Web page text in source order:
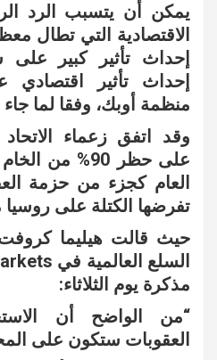
يمكن أن يتسبب الرد
الاقتصادية التي تطال
إحداث تأثير كبير على
إحداث تأثير
منظمة أوبك، وفقا لما
وقد اتفق زعماء الاتحاد
على حظر 90%
العام كجزء من حزمة
تفرضها الكتلة على روسيا
حيث قالت هيليما كروفت
مذكرة يوم الثلاثاء:
“من الواضح أن
العقوبات ستكون على